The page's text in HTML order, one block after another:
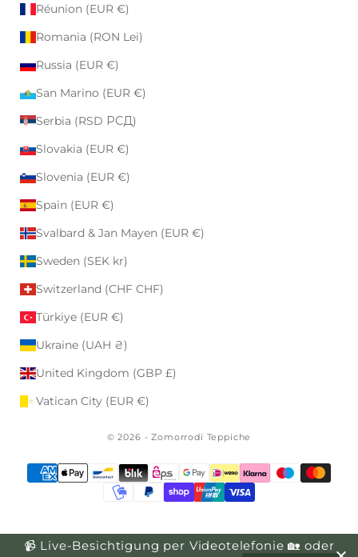
Réunion (EUR €)
Romania (RON Lei)
Russia (EUR €)
San Marino (EUR €)
Serbia (RSD РСД)
Slovakia (EUR €)
Slovenia (EUR €)
Spain (EUR €)
Svalbard & Jan Mayen (EUR €)
Sweden (SEK kr)
Switzerland (CHF CHF)
Türkiye (EUR €)
Ukraine (UAH ₴)
United Kingdom (GBP £)
Vatican City (EUR €)
© 2026 - Zomorrodi Teppiche
📹 Live-Besichtigung per Videotelefonie 🏡 oder